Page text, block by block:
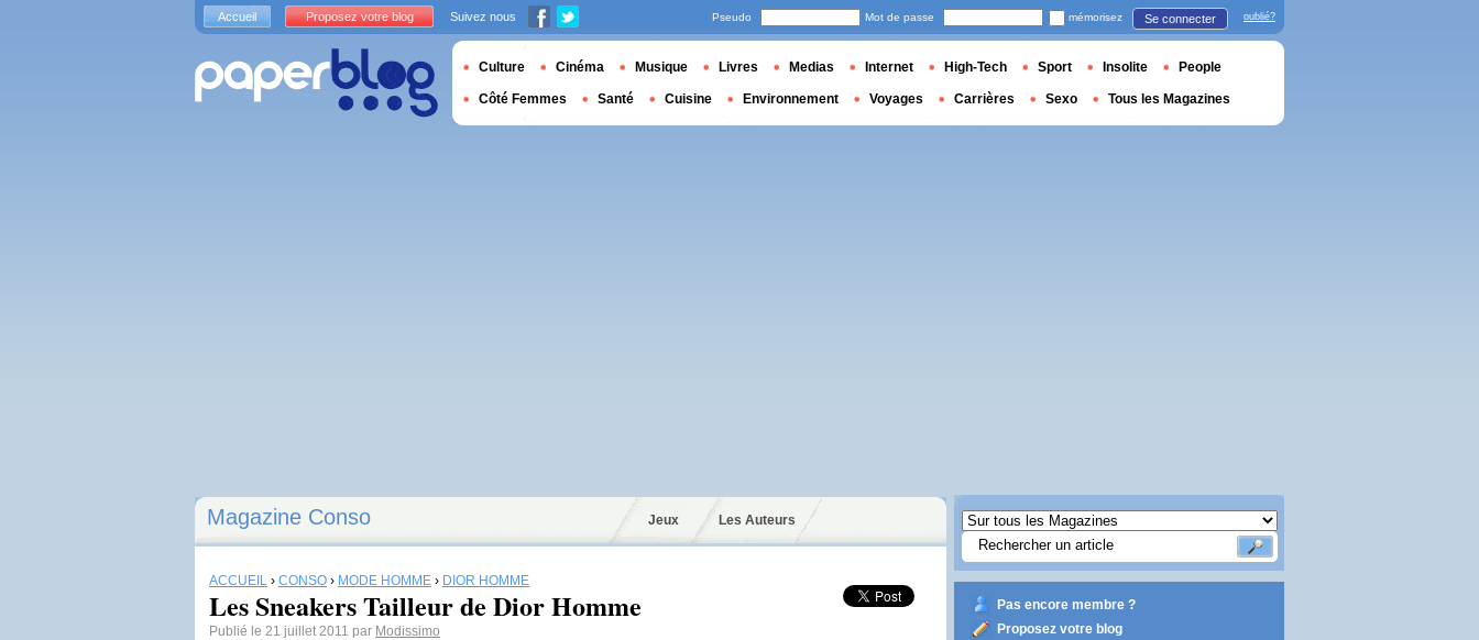
Magazine Conso Jeux Les Auteurs
ACCUEIL › CONSO › MODE HOMME › DIOR HOMME
Les Sneakers Tailleur de Dior Homme
Publié le 21 juillet 2011 par Modissimo
Pas encore membre ?
Proposez votre blog
Accueil Proposez votre blog Suivez nous Pseudo Mot de passe mémorisez Se connecter oublié?
Culture Cinéma Musique Livres Medias Internet High-Tech Sport Insolite People
Côté Femmes Santé Cuisine Environnement Voyages Carrières Sexo Tous les Magazines